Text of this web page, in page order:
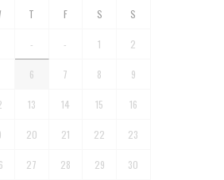
- - 1 2
6 7 8 9
13 14 15 16
20 21 22 23
27 28 29 30